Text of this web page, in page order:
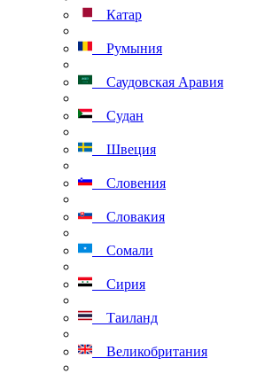
Катар
Румыния
Саудовская Аравия
Судан
Швеция
Словения
Словакия
Сомали
Сирия
Таиланд
Великобритания